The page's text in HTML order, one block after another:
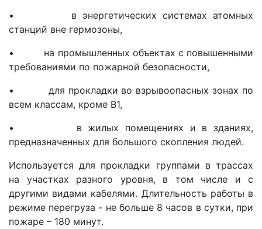
• в энергетических системах атомных
станций вне гермозоны,
• на промышленных объектах с повышенными
требованиями по пожарной безопасности,
• для прокладки во взрывоопасных зонах по
всем классам, кроме В1,
• в жилых помещениях и в зданиях,
предназначенных для большого скопления людей.
Используется для прокладки группами в трассах
на участках разного уровня, в том числе и с
другими видами кабелями. Длительность работы в
режиме перегруза - не больше 8 часов в сутки, при
пожаре – 180 минут.